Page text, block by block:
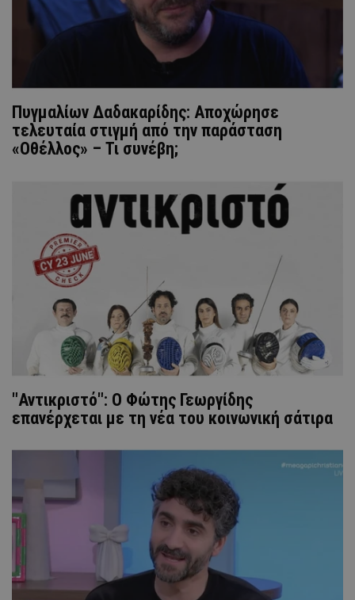
Πυγμαλίων Δαδακαρίδης: Αποχώρησε
τελευταία στιγμή από την παράσταση
«Οθέλλος» – Τι συνέβη;
"Αντικριστό": O Φώτης Γεωργίδης
επανέρχεται με τη νέα του κοινωνική σάτιρα